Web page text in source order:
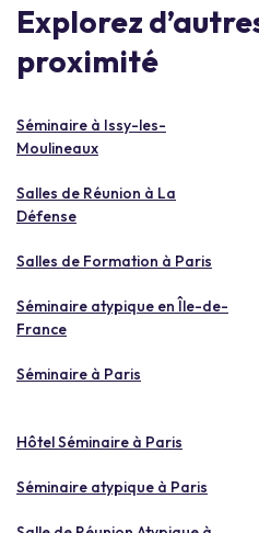
Explorez
proximité
Séminaire à Issy-les-
Moulineaux
Salles de Réunion à La
Défense
Salles de Formation à Paris
Séminaire atypique en Île-de-
France
Séminaire à Paris
Hôtel Séminaire à Paris
Séminaire atypique à Paris